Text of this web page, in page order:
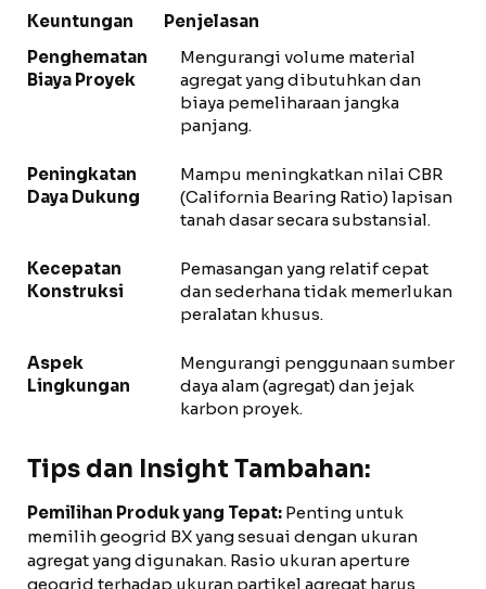
Keuntungan
Penjelasan
Penghematan
Biaya Proyek
Mengurangi volume material
agregat yang dibutuhkan dan
biaya pemeliharaan jangka
panjang.
Peningkatan
Daya Dukung
Mampu meningkatkan nilai CBR
(California Bearing Ratio) lapisan
tanah dasar secara substansial.
Kecepatan
Konstruksi
Pemasangan yang relatif cepat
dan sederhana tidak memerlukan
peralatan khusus.
Aspek
Lingkungan
Mengurangi penggunaan sumber
daya alam (agregat) dan jejak
karbon proyek.
Tips dan Insight Tambahan:
Pemilihan Produk yang Tepat: Penting untuk
memilih geogrid BX yang sesuai dengan ukuran
agregat yang digunakan. Rasio ukuran aperture
geogrid terhadap ukuran partikel agregat harus